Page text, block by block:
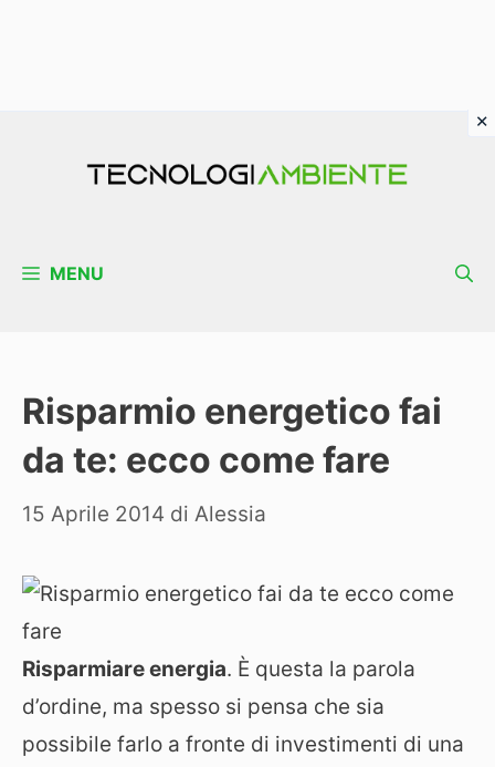
MENU
Risparmio energetico fai
da te: ecco come fare
15 Aprile 2014 di Alessia
Risparmiare energia. È questa la parola
d’ordine, ma spesso si pensa che sia
possibile farlo a fronte di investimenti di una